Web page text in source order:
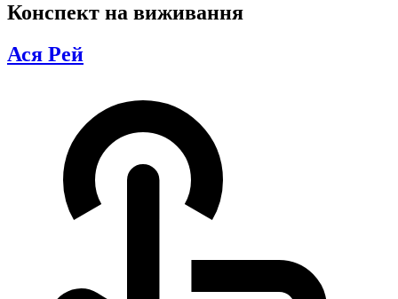
Конспект на виживання
Ася Рей